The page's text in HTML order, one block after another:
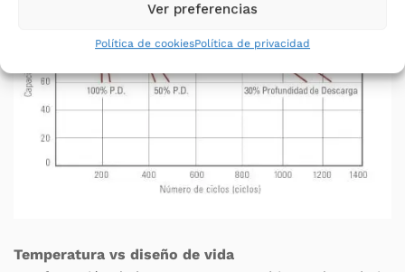
Ver preferencias
Política de cookiesPolítica de privacidad
Temperatura vs diseño de vida